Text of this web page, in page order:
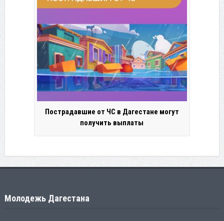
Пострадавшие от ЧС в Дагестане могут
получить выплаты
Молодежь Дагестана